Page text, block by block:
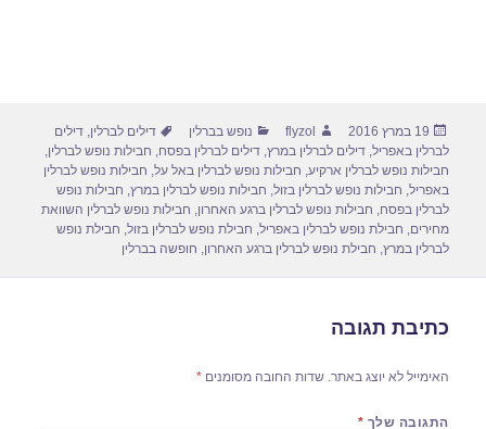
פורסם
בתאריך
19 במרץ 2016 מחבר
flyzol קטגוריות
נופש בברלין תגיות
דילים לברלין,דילים
לברלין באפריל,דילים לברלין במרץ,דילים לברלין בפסח, חבילות נופש לברלין,
חבילות נופש לברלין ארקיע, חבילות נופש לברלין באל על, חבילות נופש לברלין
באפריל, חבילות נופש לברלין בזול, חבילות נופש לברלין במרץ, חבילות נופש
לברלין בפסח, חבילות נופש לברלין ברגע האחרון, חבילות נופש לברלין השוואת
מחירים, חבילת נופש לברלין באפריל, חבילת נופש לברלין בזול, חבילת נופש
לברלין במרץ, חבילת נופש לברלין ברגע האחרון, חופשה בברלין
כתיבת תגובה
האימייל לא יוצג באתר. שדות החובה מסומנים*
התגובה שלך *